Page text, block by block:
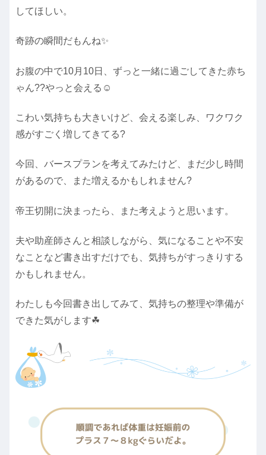
してほしい。
奇跡の瞬間だもんね✨
お腹の中で10月10日、ずっと一緒に過ごしてきた赤ち
ゃん??やっと会える☺
こわい気持ちも大きいけど、会える楽しみ、ワクワク
感がすごく増してきてる?
今回、バースプランを考えてみたけど、まだ少し時間
があるので、また増えるかもしれません?
帝王切開に決まったら、また考えようと思います。
夫や助産師さんと相談しながら、気になることや不安
なことなど書き出すだけでも、気持ちがすっきりする
かもしれません。
わたしも今回書き出してみて、気持ちの整理や準備が
できた気がします☘